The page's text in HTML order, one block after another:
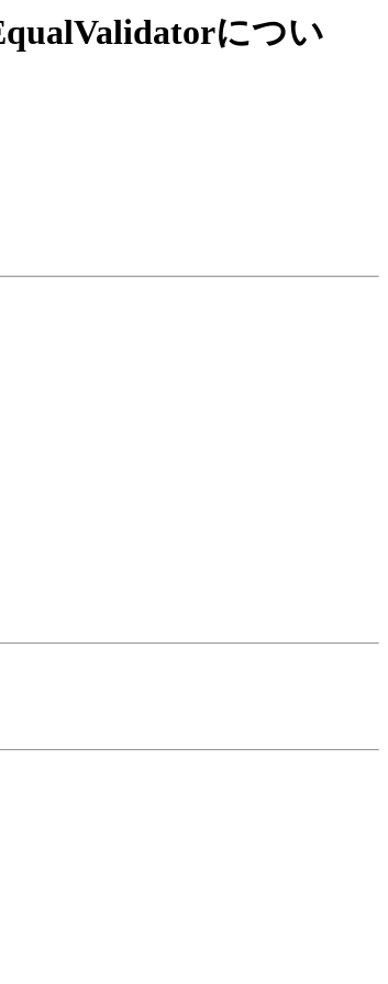
につい